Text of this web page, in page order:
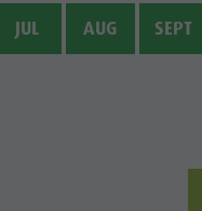
JUL AUG SEPT